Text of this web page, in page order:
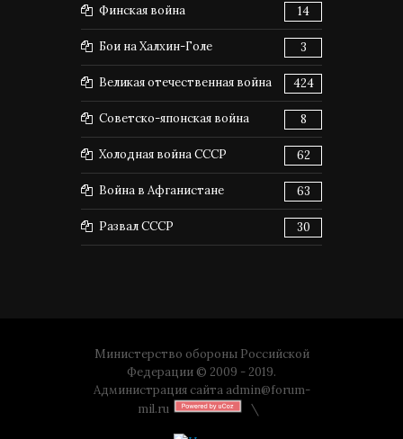
Финская война 14
Бои на Халхин-Голе 3
Великая отечественная война 424
Советско-японская война 8
Холодная война СССР 62
Война в Афганистане 63
Развал СССР 30
Министерство обороны Российской
Федерации © 2009 - 2019.
Администрация сайта admin@forum-
mil.ru